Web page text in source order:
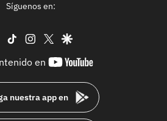
Síguenos en:
facebook
tiktok instagram
twittergoogle
en
youtube-
nuestra app en